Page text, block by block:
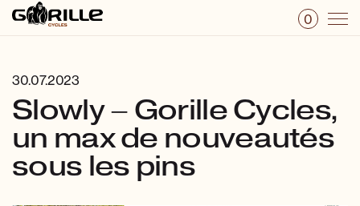
0
30.07.2023
Slowly – Gorille Cycles,
un max de nouveautés
sous les pins